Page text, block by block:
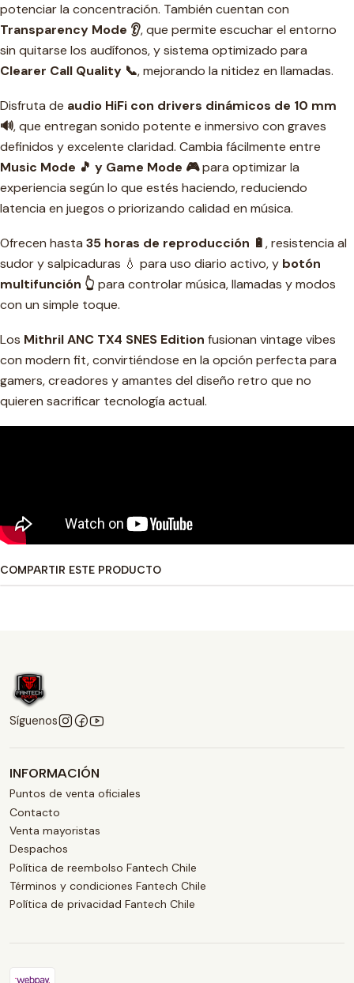
potenciar la concentración. También cuentan con
Transparency Mode 👂, que permite escuchar el entorno
sin quitarse los audífonos, y sistema optimizado para
Clearer Call Quality 📞, mejorando la nitidez en llamadas.
Disfruta de audio HiFi con drivers dinámicos de 10 mm
🔊, que entregan sonido potente e inmersivo con graves
definidos y excelente claridad. Cambia fácilmente entre
Music Mode 🎵 y Game Mode 🎮para optimizar la
experiencia según lo que estés haciendo, reduciendo
latencia en juegos o priorizando calidad en música.
Ofrecen hasta 35 horas de reproducción 🔋, resistencia al
sudor y salpicaduras 💧 para uso diario activo, y botón
multifunción 👆 para controlar música, llamadas y modos
con un simple toque.
Los Mithril ANC TX4 SNES Edition fusionan vintage vibes
con modern fit, convirtiéndose en la opción perfecta para
gamers, creadores y amantes del diseño retro que no
quieren sacrificar tecnología actual.
COMPARTIR ESTE PRODUCTO
Síguenos
INFORMACIÓN
Puntos de venta oficiales
Contacto
Venta mayoristas
Despachos
Política de reembolso Fantech Chile
Términos y condiciones Fantech Chile
Política de privacidad Fantech Chile